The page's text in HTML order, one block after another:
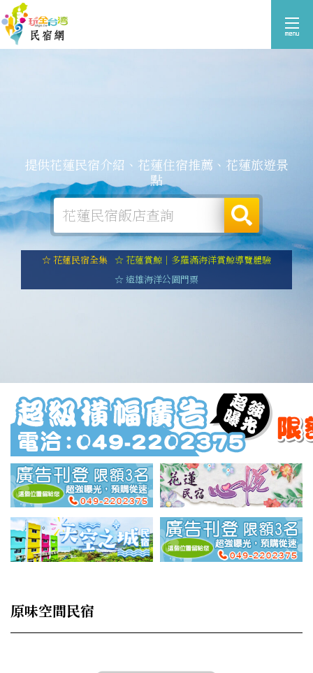
提供花蓮民宿介紹、花蓮住宿推薦、花蓮旅遊景
點
☆ 花蓮民宿全集 ☆ 花蓮賞鯨｜多羅滿海洋賞鯨導覽體驗
☆ 遠雄海洋公園門票
原味空間民宿